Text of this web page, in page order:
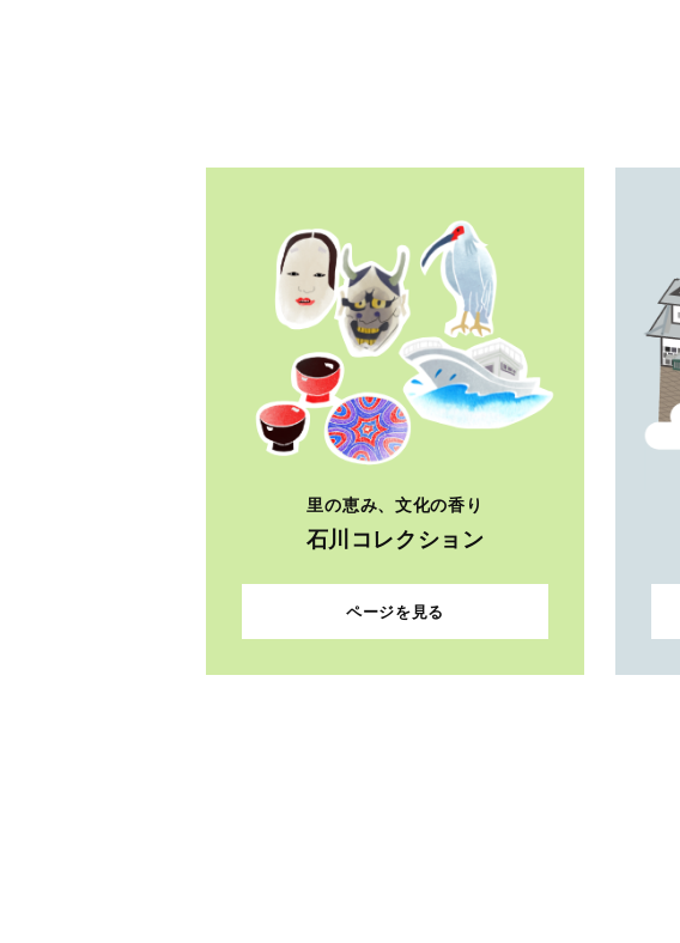
里の恵み、文化の香り
石川コレクション
ページを見る